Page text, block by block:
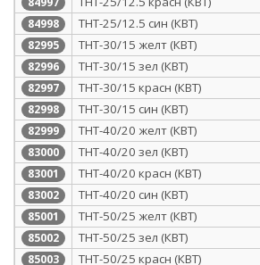
84998 ТНТ-25/12.5 син (КВТ)
82995 ТНТ-30/15 желт (КВТ)
82996 ТНТ-30/15 зел (КВТ)
82997 ТНТ-30/15 красн (КВТ)
82998 ТНТ-30/15 син (КВТ)
82999 ТНТ-40/20 желт (КВТ)
83000 ТНТ-40/20 зел (КВТ)
83001 ТНТ-40/20 красн (КВТ)
83002 ТНТ-40/20 син (КВТ)
85001 ТНТ-50/25 желт (КВТ)
85002 ТНТ-50/25 зел (КВТ)
85003 ТНТ-50/25 красн (КВТ)